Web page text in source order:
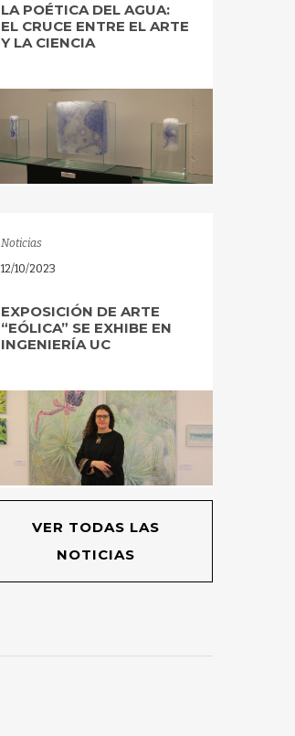
LA POÉTICA DEL AGUA:
EL CRUCE ENTRE EL ARTE
Y LA CIENCIA
Noticias
12/10/2023
EXPOSICIÓN DE ARTE
“EÓLICA” SE EXHIBE EN
INGENIERÍA UC
VER TODAS LAS
NOTICIAS